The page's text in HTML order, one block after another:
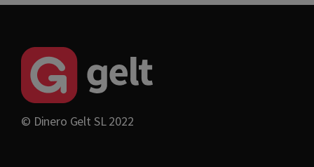
© Dinero Gelt SL 2022